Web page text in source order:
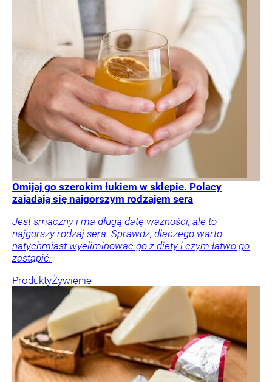
Omijaj go szerokim łukiem w sklepie. Polacy
zajadają się najgorszym rodzajem sera
Jest smaczny i ma długą datę ważności, ale to
najgorszy rodzaj sera. Sprawdź, dlaczego warto
natychmiast wyeliminować go z diety i czym łatwo go
zastąpić.
ProduktyŻywienie